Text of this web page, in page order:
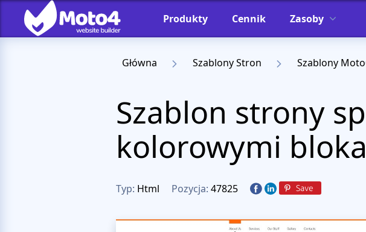
Produkty Cennik Zasoby
Główna Szablony Stron Szablony
Szablon strony
kolorowymi
Typ: Html Pozycja: 47825